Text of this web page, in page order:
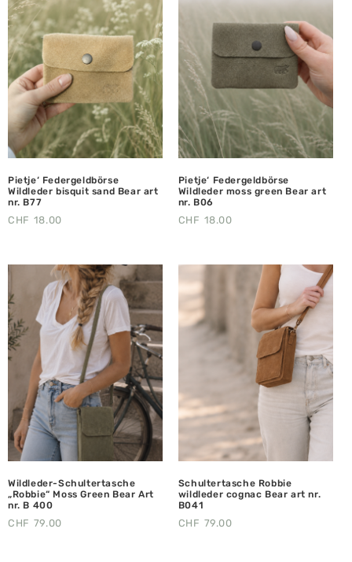
Pietje‘ Federgeldbörse
Wildleder bisquit sand Bear art
nr. B77
CHF 18.00
Pietje‘ Federgeldbörse
Wildleder moss green Bear art
nr. B06
CHF 18.00
Wildleder-Schultertasche
„Robbie“ Moss Green Bear Art
nr. B 400
CHF 79.00
Schultertasche Robbie
wildleder cognac Bear art nr.
B041
CHF 79.00